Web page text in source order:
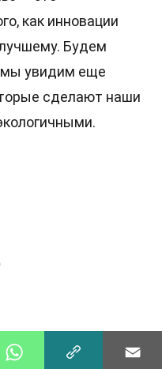
как инновации
Будем
мы увидим еще
сделают наши